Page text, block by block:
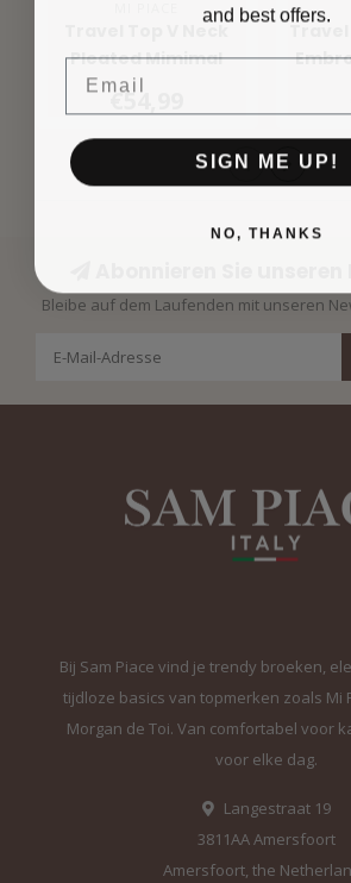
Travel Top V Neck
Pleated Mimimal
Print 202814 Espresso
€54,99
Travel
Bleibe auf dem Laufenden mit unseren
Bij Sam Piace vind je trendy broeken,
tijdloze basics van topmerken zoals Mi
Morgan de Toi. Van comfortabel voor
voor elke dag.
Langestraat 19
3811AA Amersfoort
Amersfoort, the
and best offers.
Email
SIGN ME UP!
NO, THANKS